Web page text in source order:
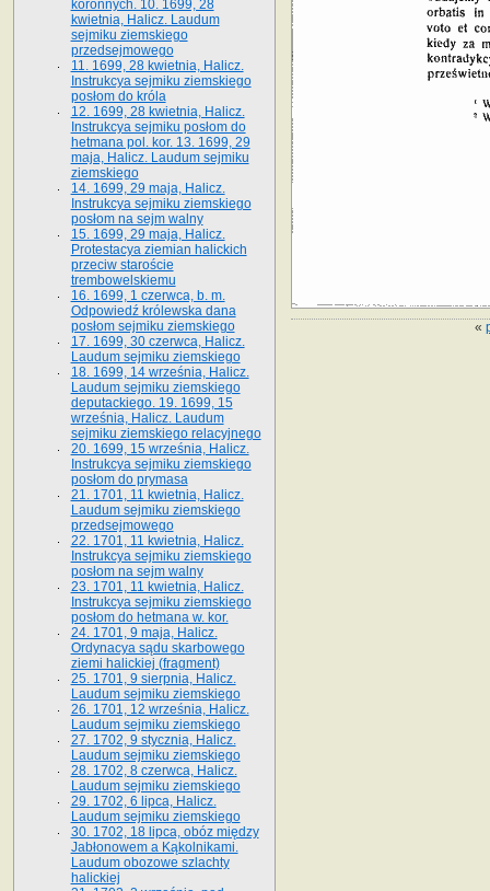
«
koronnych. 10. 1699, 28
kwietnia, Halicz. Laudum
sejmiku ziemskiego
przedsejmowego
11. 1699, 28 kwietnia, Halicz.
Instrukcya sejmiku ziemskiego
posłom do króla
12. 1699, 28 kwietnia, Halicz.
Instrukcya sejmiku posłom do
hetmana pol. kor. 13. 1699, 29
maja, Halicz. Laudum sejmiku
ziemskiego
14. 1699, 29 maja, Halicz.
Instrukcya sejmiku ziemskiego
posłom na sejm walny
15. 1699, 29 maja, Halicz.
Protestacya ziemian halickich
przeciw staroście
trembowelskiemu
16. 1699, 1 czerwca, b. m.
Odpowiedź królewska dana
posłom sejmiku ziemskiego
17. 1699, 30 czerwca, Halicz.
Laudum sejmiku ziemskiego
18. 1699, 14 września, Halicz.
Laudum sejmiku ziemskiego
deputackiego. 19. 1699, 15
września, Halicz. Laudum
sejmiku ziemskiego relacyjnego
20. 1699, 15 września, Halicz.
Instrukcya sejmiku ziemskiego
posłom do prymasa
21. 1701, 11 kwietnia, Halicz.
Laudum sejmiku ziemskiego
przedsejmowego
22. 1701, 11 kwietnia, Halicz.
Instrukcya sejmiku ziemskiego
posłom na sejm walny
23. 1701, 11 kwietnia, Halicz.
Instrukcya sejmiku ziemskiego
posłom do hetmana w. kor.
24. 1701, 9 maja, Halicz.
Ordynacya sądu skarbowego
ziemi halickiej (fragment)
25. 1701, 9 sierpnia, Halicz.
Laudum sejmiku ziemskiego
26. 1701, 12 września, Halicz.
Laudum sejmiku ziemskiego
27. 1702, 9 stycznia, Halicz.
Laudum sejmiku ziemskiego
28. 1702, 8 czerwca, Halicz.
Laudum sejmiku ziemskiego
29. 1702, 6 lipca, Halicz.
Laudum sejmiku ziemskiego
30. 1702, 18 lipca, obóz między
Jabłonowem a Kąkolnikami.
Laudum obozowe szlachty
halickiej